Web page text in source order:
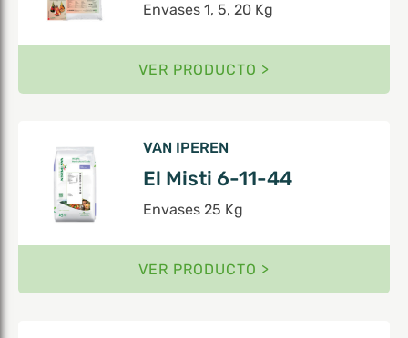
Envases 1, 5, 20 Kg
VER PRODUCTO >
VAN IPEREN
El Misti 6-11-44
Envases 25 Kg
VER PRODUCTO >